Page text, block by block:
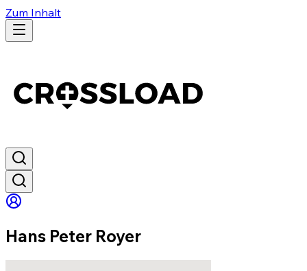
Zum Inhalt
Hans Peter Royer